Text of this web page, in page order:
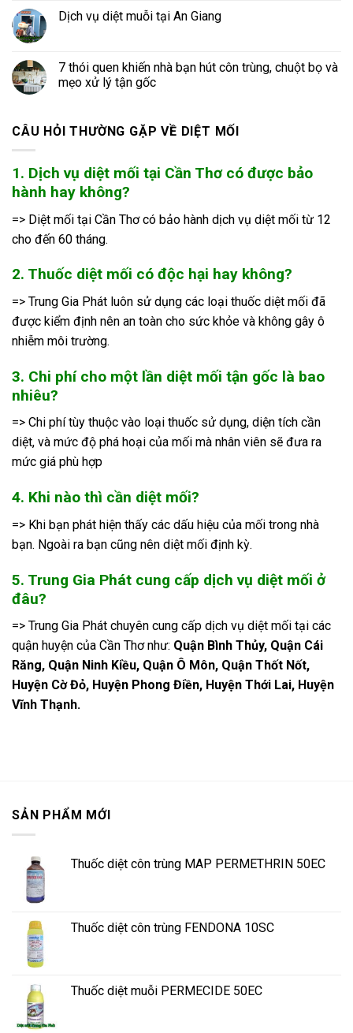
Dịch vụ diệt muỗi tại An Giang
7 thói quen khiến nhà bạn hút côn trùng, chuột bọ và
mẹo xử lý tận gốc
CÂU HỎI THƯỜNG GẶP VỀ DIỆT MỐI
1. Dịch vụ diệt mối tại Cần Thơ có được bảo
hành hay không?
=> Diệt mối tại Cần Thơ có bảo hành dịch vụ diệt mối từ 12
cho đến 60 tháng.
2. Thuốc diệt mối có độc hại hay không?
=> Trung Gia Phát luôn sử dụng các loại thuốc diệt mối đã
được kiểm định nên an toàn cho sức khỏe và không gây ô
nhiễm môi trường.
3. Chi phí cho một lần diệt mối tận gốc là bao
nhiêu?
=> Chi phí tùy thuộc vào loại thuốc sử dụng, diện tích cần
diệt, và mức độ phá hoại của mối mà nhân viên sẽ đưa ra
mức giá phù hợp
4. Khi nào thì cần diệt mối?
=> Khi bạn phát hiện thấy các dấu hiệu của mối trong nhà
bạn. Ngoài ra bạn cũng nên diệt mối định kỳ.
5. Trung Gia Phát cung cấp dịch vụ diệt mối ở
đâu?
=> Trung Gia Phát chuyên cung cấp dịch vụ diệt mối tại các
quận huyện của Cần Thơ như: Quận Bình Thủy, Quận Cái
Răng, Quận Ninh Kiều, Quận Ô Môn, Quận Thốt Nốt,
Huyện Cờ Đỏ, Huyện Phong Điền, Huyện Thới Lai, Huyện
Vĩnh Thạnh.
SẢN PHẨM MỚI
Thuốc diệt côn trùng MAP PERMETHRIN 50EC
Thuốc diệt côn trùng FENDONA 10SC
Thuốc diệt muỗi PERMECIDE 50EC